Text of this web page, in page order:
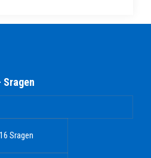
Sragen
Sragen